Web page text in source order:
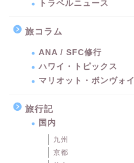
トラベルニュース
旅コラム
ANA / SFC修行
ハワイ・トピックス
マリオット・ボンヴォイ
旅行記
国内
九州
京都